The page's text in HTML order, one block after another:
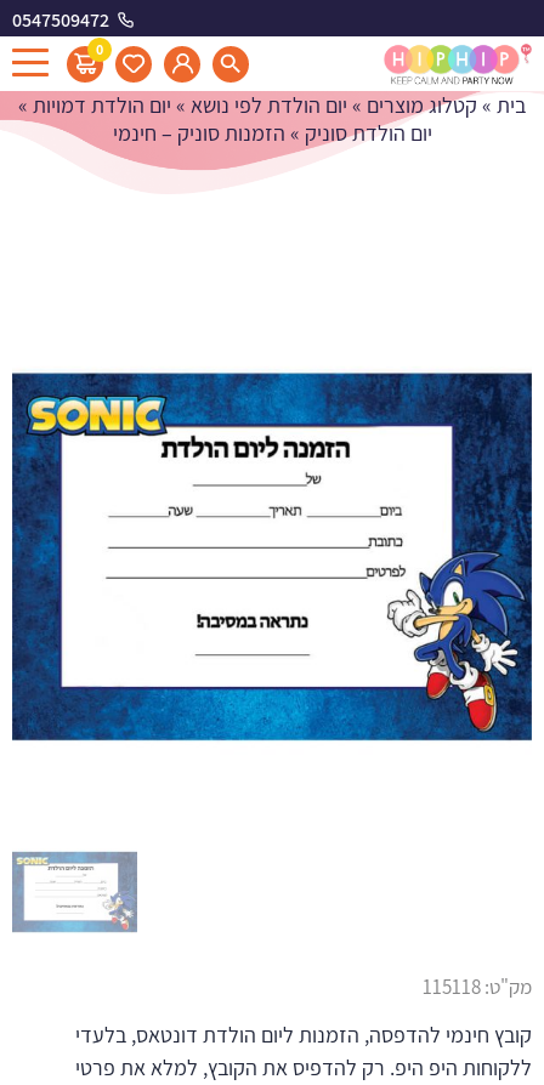
0547509472
0
הזמנות סוניק - חינמי
בית » קטלוג מוצרים » יום הולדת לפי נושא » יום הולדת דמויות »
יום הולדת סוניק » הזמנות סוניק – חינמי
מק"ט:115118
קובץ חינמי להדפסה, הזמנות ליום הולדת דונטאס, בלעדי
ללקוחות היפ היפ. רק להדפיס את הקובץ, למלא את פרטי